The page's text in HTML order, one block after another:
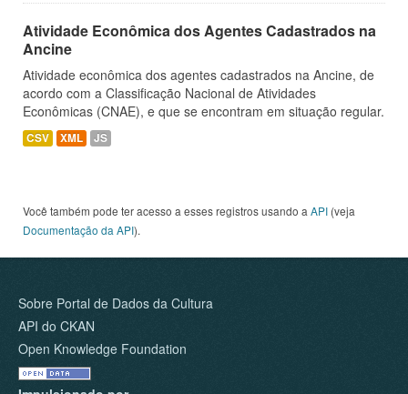
Atividade Econômica dos Agentes Cadastrados na
Ancine
Atividade econômica dos agentes cadastrados na Ancine, de
acordo com a Classificação Nacional de Atividades
Econômicas (CNAE), e que se encontram em situação regular.
CSV XML JS
Você também pode ter acesso a esses registros usando a API (veja
Documentação da API).
Sobre Portal de Dados da Cultura
API do CKAN
Open Knowledge Foundation